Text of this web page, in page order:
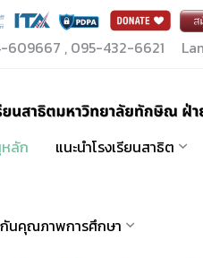
609667 , 095-432-6621
หลัก แนะนำโรงเรียนสาธิต
กันคุณภาพการศึกษา